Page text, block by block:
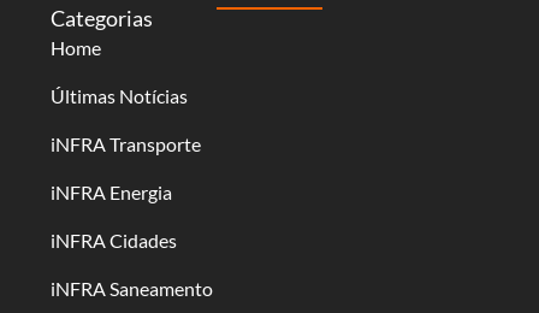
Categorias
Home
Últimas Notícias
iNFRA Transporte
iNFRA Energia
iNFRA Cidades
iNFRA Saneamento